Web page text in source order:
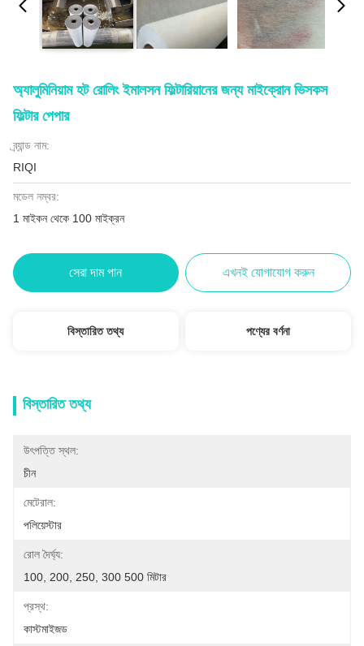
অ্যালুমিনিয়াম হট রোলিং ইমালসন ফিল্টারিয়ানের জন্য মাইক্রোন ভিসকস
ফিল্টার পেপার
ব্র্যান্ড নাম:
RIQI
মডেল নম্বর:
1 মাইকন থেকে 100 মাইক্রন
সেরা দাম পান এখনই যোগাযোগ করুন
বিস্তারিত তথ্য পণ্যের বর্ণনা
বিস্তারিত তথ্য
উৎপত্তি স্থল:
চীন
মেটেরাল:
পলিয়েস্টার
রোল দৈর্ঘ্য:
100, 200, 250, 300 500 মিটার
প্রস্থ:
কাস্টমাইজড